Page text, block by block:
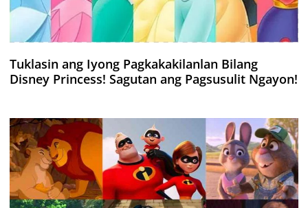
Tuklasin ang Iyong Pagkakakilanlan Bilang
Disney Princess! Sagutan ang Pagsusulit Ngayon!